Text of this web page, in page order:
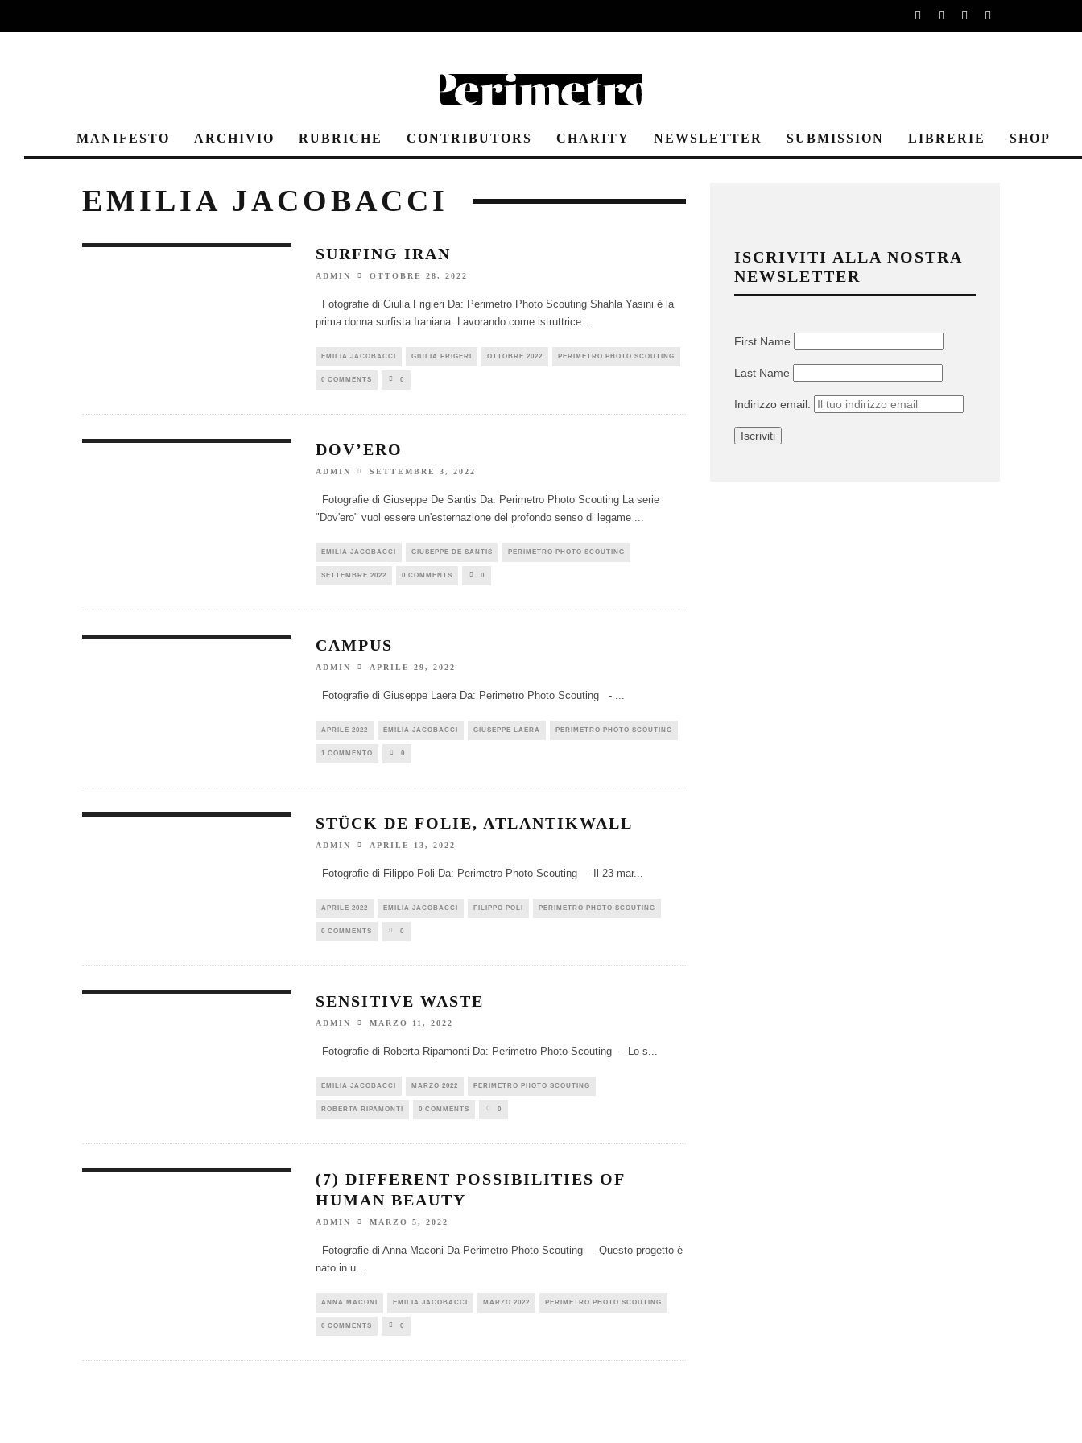
MANIFESTO ARCHIVIO RUBRICHE CONTRIBUTORS CHARITY NEWSLETTER SUBMISSION LIBRERIE SHOP
EMILIA JACOBACCI
SURFING IRAN
ADMIN OTTOBRE 28, 2022
Fotografie di Giulia Frigieri Da: Perimetro Photo Scouting Shahla Yasini è la
prima donna surfista Iraniana. Lavorando come istruttrice...
EMILIA JACOBACCI GIULIA FRIGERI OTTOBRE 2022 PERIMETRO PHOTO SCOUTING
0 COMMENTS 0
DOV’ERO
ADMIN SETTEMBRE 3, 2022
Fotografie di Giuseppe De Santis Da: Perimetro Photo Scouting La serie
"Dov'ero" vuol essere un'esternazione del profondo senso di legame ...
EMILIA JACOBACCI GIUSEPPE DE SANTIS PERIMETRO PHOTO SCOUTING
SETTEMBRE 2022 0 COMMENTS 0
CAMPUS
ADMIN APRILE 29, 2022
Fotografie di Giuseppe Laera Da: Perimetro Photo Scouting - ...
APRILE 2022 EMILIA JACOBACCI GIUSEPPE LAERA PERIMETRO PHOTO SCOUTING
1 COMMENTO 0
STÜCK DE FOLIE, ATLANTIKWALL
ADMIN APRILE 13, 2022
Fotografie di Filippo Poli Da: Perimetro Photo Scouting - Il 23 mar...
APRILE 2022 EMILIA JACOBACCI FILIPPO POLI PERIMETRO PHOTO SCOUTING
0 COMMENTS 0
SENSITIVE WASTE
ADMIN MARZO 11, 2022
Fotografie di Roberta Ripamonti Da: Perimetro Photo Scouting - Lo s...
EMILIA JACOBACCI MARZO 2022 PERIMETRO PHOTO SCOUTING
ROBERTA RIPAMONTI 0 COMMENTS 0
(7) DIFFERENT POSSIBILITIES OF
HUMAN BEAUTY
ADMIN MARZO 5, 2022
Fotografie di Anna Maconi Da Perimetro Photo Scouting - Questo progetto è
nato in u...
ANNA MACONI EMILIA JACOBACCI MARZO 2022 PERIMETRO PHOTO SCOUTING
0 COMMENTS 0
ISCRIVITI ALLA NOSTRA
NEWSLETTER
First Name
Last Name
Indirizzo email: